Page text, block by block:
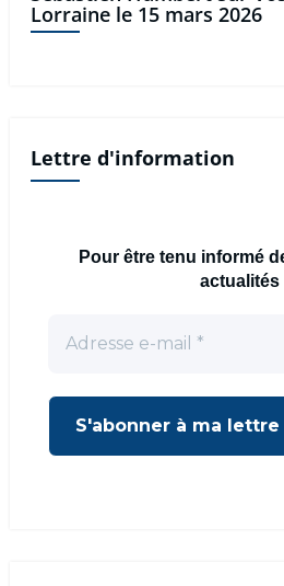
Lorraine le 15 mars 2026
Lettre d'information
Pour être tenu informé
actualités